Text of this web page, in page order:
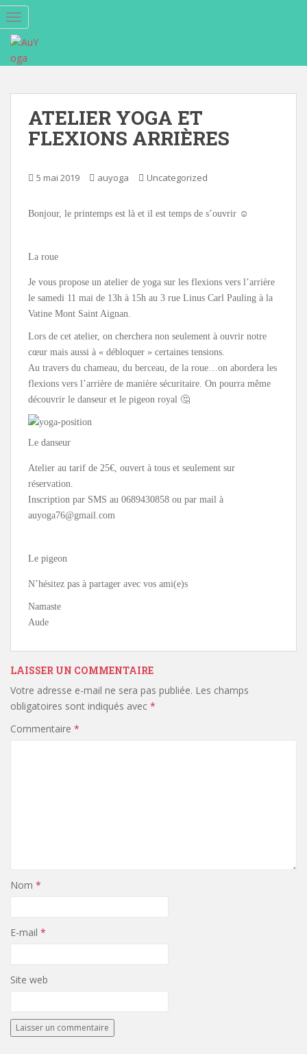
S
t
TOGGLE NAVIGATION
ATELIER YOGA ET
FLEXIONS ARRIÈRES
5 mai 2019 auyoga Uncategorized
Bonjour, le printemps est là et il est temps de s’ouvrir ☺️
La roue
Je vous propose un atelier de yoga sur les flexions vers l’arrière
le samedi 11 mai de 13h à 15h au 3 rue Linus Carl Pauling à la
Vatine Mont Saint Aignan.
Lors de cet atelier, on cherchera non seulement à ouvrir notre
cœur mais aussi à « débloquer » certaines tensions.
Au travers du chameau, du berceau, de la roue…on abordera les
flexions vers l’arrière de manière sécuritaire. On pourra même
découvrir le danseur et le pigeon royal 🤔
Le danseur
Atelier au tarif de 25€, ouvert à tous et seulement sur
réservation.
Inscription par SMS au 0689430858 ou par mail à
auyoga76@gmail.com
Le pigeon
N’hésitez pas à partager avec vos ami(e)s
Namaste
Aude
LAISSER UN COMMENTAIRE
Votre adresse e-mail ne sera pas publiée. Les champs
obligatoires sont indiqués avec *
Commentaire *
Nom *
E-mail *
Site web